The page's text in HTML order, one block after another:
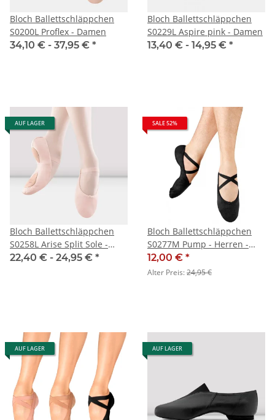
Bloch Ballettschläppchen
S0200L Proflex - Damen
34,10 € - 37,95 € *
Bloch Ballettschläppchen
S0229L Aspire pink - Damen
13,40 € - 14,95 € *
AUF LAGER
Bloch Ballettschläppchen
S0258L Arise Split Sole -
Damen
22,40 € - 24,95 € *
SALE 52%
Bloch Ballettschläppchen
S0277M Pump - Herren -
SALE
12,00 € *
Alter Preis:24,95 €
AUF LAGER AUF LAGER